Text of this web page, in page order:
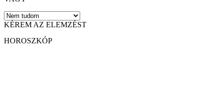
KÉREM AZ ELEMZÉST
HOROSZKÓP